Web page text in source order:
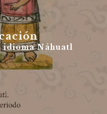
Náhuatl